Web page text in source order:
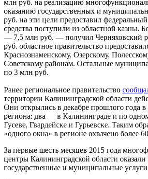
млн руб. на реализацию
оказанию государственных и
руб. на эти цели предоставил
средства поступили из областной казны.
— 7,5 млн руб. — получил Черняховский
руб. областное правительство
Краснознаменскому, Озерскому,
Советскому районам. Остальные
по 3 млн руб.
Ранее региональное правительство
территории Калининградской области
Они открылись в декабре прошлого года в
региона: два — в Калининграде и по
Гусеве, Гвардейске и Гурьевске. Таким
«одного окна» в регионе охвачено более
За первые шесть месяцев 2015 года
центры Калининградской области оказали
государственные и муниципальные